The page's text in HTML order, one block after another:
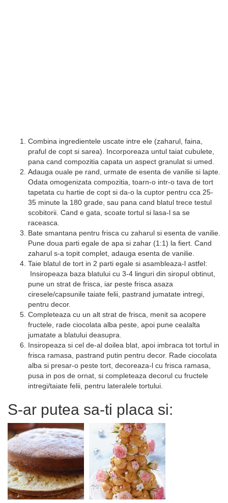
Combina ingredientele uscate intre ele (zaharul, faina,
praful de copt si sarea). Incorporeaza untul taiat cubulete,
pana cand compozitia capata un aspect granulat si umed.
Adauga ouale pe rand, urmate de esenta de vanilie si lapte.
Odata omogenizata compozitia, toarn-o intr-o tava de tort
tapetata cu hartie de copt si da-o la cuptor pentru cca 25-
35 minute la 180 grade, sau pana cand blatul trece testul
scobitorii. Cand e gata, scoate tortul si lasa-l sa se
raceasca.
Bate smantana pentru frisca cu zaharul si esenta de vanilie.
Pune doua parti egale de apa si zahar (1:1) la fiert. Cand
zaharul s-a topit complet, adauga esenta de vanilie.
Taie blatul de tort in 2 parti egale si asambleaza-l astfel:
Insiropeaza baza blatului cu 3-4 linguri din siropul obtinut,
pune un strat de frisca, iar peste frisca asaza
ciresele/capsunile taiate felii, pastrand jumatate intregi,
pentru decor.
Completeaza cu un alt strat de frisca, menit sa acopere
fructele, rade ciocolata alba peste, apoi pune cealalta
jumatate a blatului deasupra.
Insiropeaza si cel de-al doilea blat, apoi imbraca tot tortul in
frisca ramasa, pastrand putin pentru decor. Rade ciocolata
alba si presar-o peste tort, decoreaza-l cu frisca ramasa,
pusa in pos de ornat, si completeaza decorul cu fructele
intregi/taiate felii, pentru lateralele tortului.
S-ar putea sa-ti placa si: